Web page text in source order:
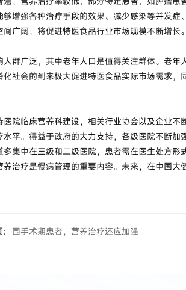
增强各种治疗手段的效果、减少感染等并发症
广阔，将促进特医食品行业市场规模不断增长。
广泛，其中老年人口是值得关注群体。老年
社会的到来极大促进特医食品实际市场需求，
临床营养科建设，相关行业协会以及企业不
平。得益于政府的大力支持，各级医院不断加
集中在三级和二级医院，患者需在医生处方形
治疗是慢病管理的重要内容。未来，在中国大
围手术期患者，营养治疗还应加强